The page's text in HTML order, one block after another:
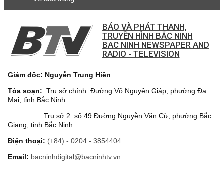
BÁO VÀ PHÁT THANH,
TRUYỀN HÌNH BẮC NINH
BAC NINH NEWSPAPER AND
RADIO - TELEVISION
Giám đốc: Nguyễn Trung Hiền
Tòa soạn: Trụ sở chính: Đường Võ Nguyên Giáp, phường Đa
Mai, tỉnh Bắc Ninh.
Trụ sở 2: số 49 Đường Nguyễn Văn Cừ, phường Bắc
Giang, tỉnh Bắc Ninh
Điện thoại: (+84) - 0204 - 3854404
Email: bacninhdigital@bacninhtv.vn